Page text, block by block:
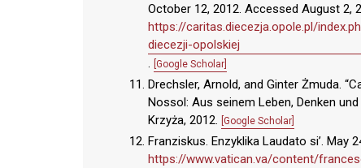
October 12, 2012. Accessed August 2,
https://caritas.diecezja.opole.pl/
diecezji-opolskiej
. [Google Scholar]
Drechsler, Arnold, and Ginter Żmuda.
Nossol: Aus seinem Leben, Denken
Krzyża, 2012. [Google Scholar]
Franziskus. Enzyklika Laudato si’. May
https://www.vatican.va/content/